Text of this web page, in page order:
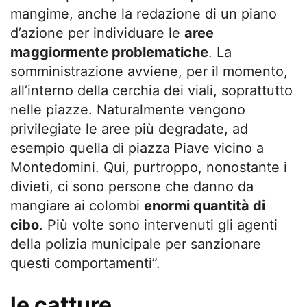
mangime, anche la redazione di un piano
d’azione per individuare le aree
maggiormente problematiche. La
somministrazione avviene, per il momento,
all’interno della cerchia dei viali, soprattutto
nelle piazze. Naturalmente vengono
privilegiate le aree più degradate, ad
esempio quella di piazza Piave vicino a
Montedomini. Qui, purtroppo, nonostante i
divieti, ci sono persone che danno da
mangiare ai colombi enormi quantità di
cibo. Più volte sono intervenuti gli agenti
della polizia municipale per sanzionare
questi comportamenti”.